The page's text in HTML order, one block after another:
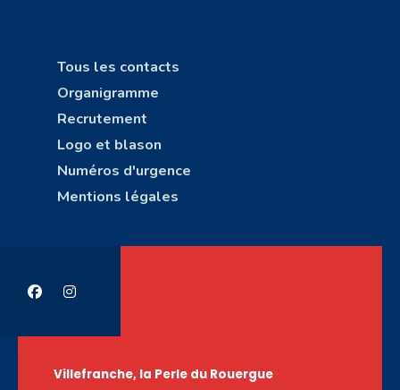
Tous les contacts
Organigramme
Recrutement
Logo et blason
Numéros d'urgence
Mentions légales
Villefranche, la Perle du Rouergue